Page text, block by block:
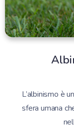
L’albinismo è
sfera umana